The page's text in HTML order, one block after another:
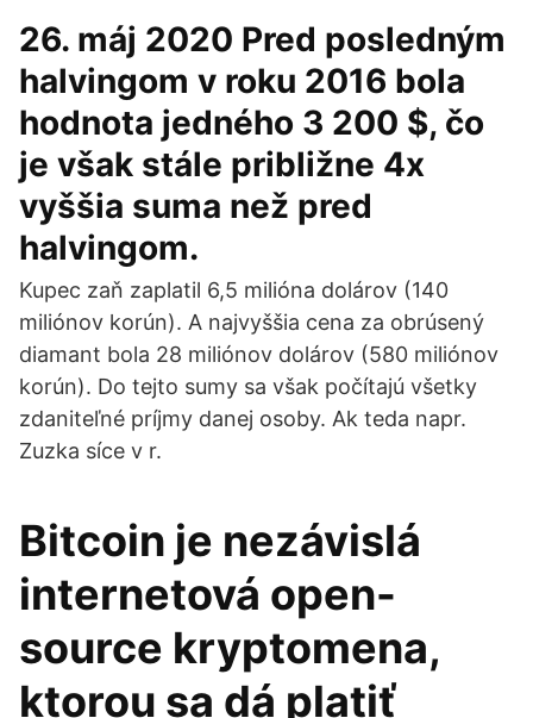
26. máj 2020 Pred posledným
halvingom v roku 2016 bola
hodnota jedného 3 200 $, čo
je však stále približne 4x
vyššia suma než pred
halvingom.
Kupec zaň zaplatil 6,5 milióna dolárov (140
miliónov korún). A najvyššia cena za obrúsený
diamant bola 28 miliónov dolárov (580 miliónov
korún). Do tejto sumy sa však počítajú všetky
zdaniteľné príjmy danej osoby. Ak teda napr.
Zuzka síce v r.
Bitcoin je nezávislá
internetová open-
source kryptomena,
ktorou sa dá platiť